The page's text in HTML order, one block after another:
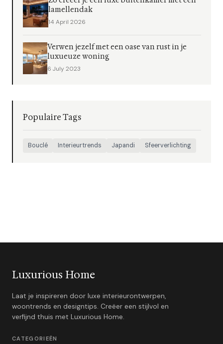
lamellendak
14 April 2026
Verwen jezelf met een oase van rust in je
luxueuze woning
6 July 2023
Populaire Tags
Bouclé Interieurtrends Japandi Sfeerverlichting
Luxurious Home
Laat je inspireren door luxe interieurontwerpen,
woontrends en designtips. Creëer een stijlvol en
verfijnd thuis met Luxurious Home.
CATEGORIEËN